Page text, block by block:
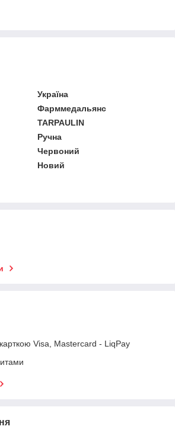
Україна
Фарммедальянс
TARPAULIN
Ручна
Червоний
Новий
Visa, Mastercard - LiqPay